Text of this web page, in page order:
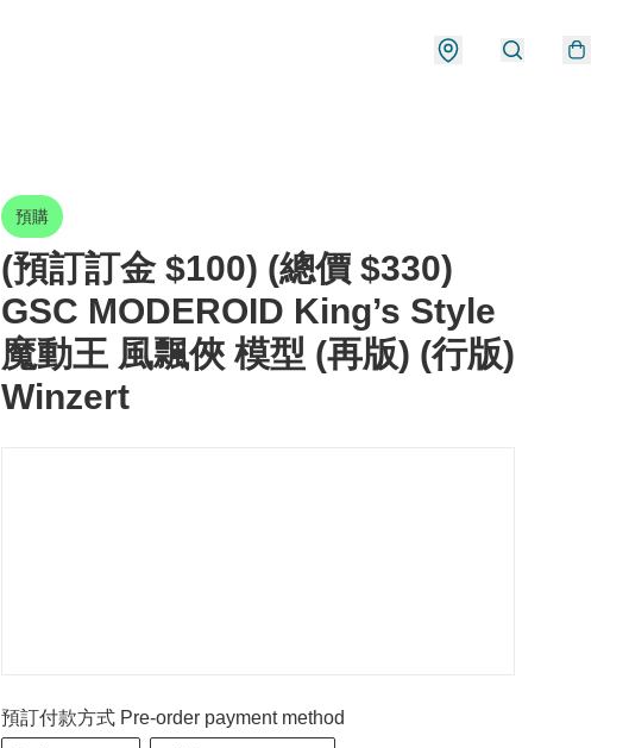
預購
(預訂訂金 $100) (總價 $330)
GSC MODEROID King’s Style
魔動王 風飄俠 模型 (再版) (行版)
Winzert
預訂付款方式 Pre-order payment method